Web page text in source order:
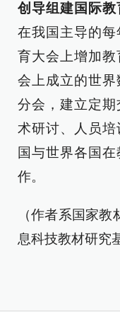
创导组建国际
在我国主导的
育大会上增加
会上成立的世界
分会，建立定
术研讨、人员
国与世界各国
作。
（作者系国家
息科技教材研究